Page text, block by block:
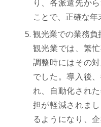
り、各派遣先か
ことで、正確な年
観光業での業務負
観光業では、繁
調整時にはその
でした。導入後
れ、自動化され
担が軽減されま
るようになり、